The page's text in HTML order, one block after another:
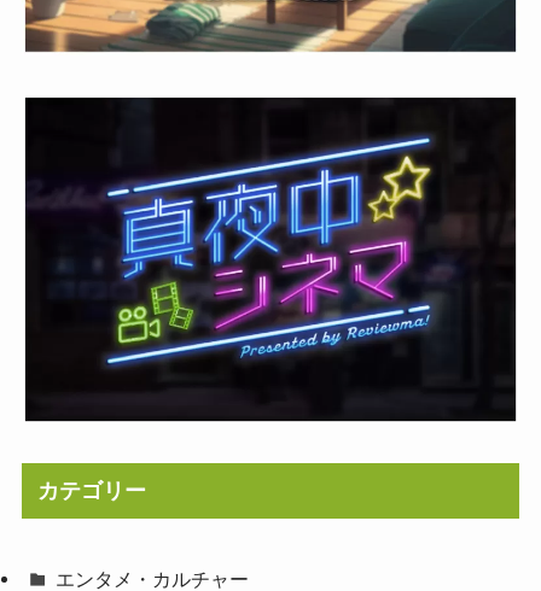
カテゴリー
エンタメ・カルチャー